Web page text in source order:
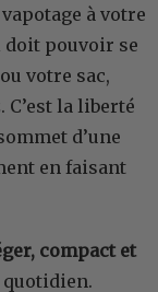
à votre
doit pouvoir se
votre sac,
la liberté
d’une
en faisant
compact et